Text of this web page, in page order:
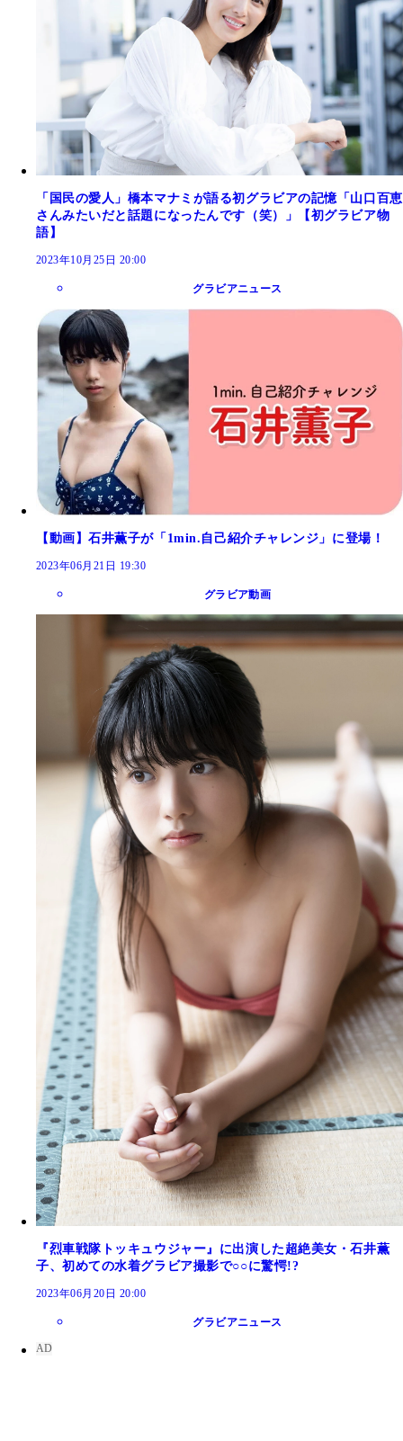
「国民の愛人」橋本マナミが語る初グラビアの記憶「山口百恵
さんみたいだと話題になったんです（笑）」【初グラビア物
語】
2023年10月25日 20:00
グラビアニュース
【動画】石井薫子が「1min.自己紹介チャレンジ」に登場！
2023年06月21日 19:30
グラビア動画
『烈車戦隊トッキュウジャー』に出演した超絶美女・石井薫
子、初めての水着グラビア撮影で○○に驚愕!?
2023年06月20日 20:00
グラビアニュース